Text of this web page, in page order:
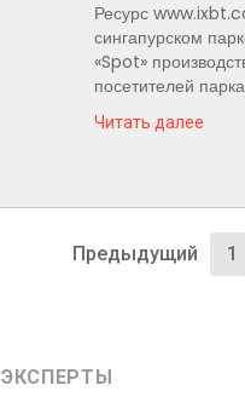
Ресурс
сингапурском
«Spot»
посетителей
Читать далее
Предыдущий 1
ЭКСПЕРТЫ